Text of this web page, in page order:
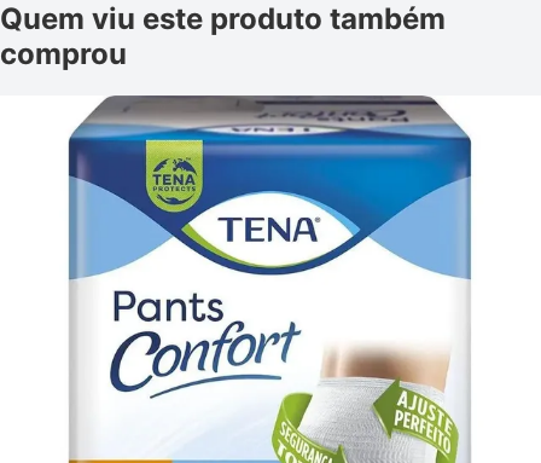
Quem viu este produto também
comprou